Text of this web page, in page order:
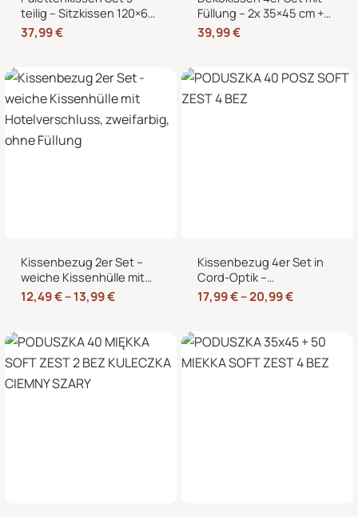
teilig – Sitzkissen 120×60
cm + 2 Rückenkissen
60×40 cm für
37,99€
Füllung – 2x 35×45 cm +
2x 40×40 cm Zierkissen
für Sofa und Bett
39,99€
Kissenbezug 2er Set –
weiche Kissenhülle mit
Hotelverschluss,
zweifarbig, ohne Füllung
12,49€–13,99€
Kissenbezug 4er Set in
Cord-Optik –
Zierkissenbezüge ohne
Reißverschluss mit
45×45 und 50×50 cm
17,99€–20,99€